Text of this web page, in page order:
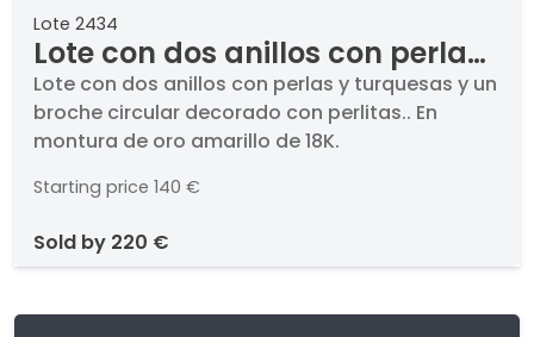
Lote 2434
Lote con dos anillos con perlas
y turquesas y un broche
circular decorado con perlitas.
Lote con dos anillos con perlas y turquesas y un
broche circular decorado con perlitas.. En
montura de oro amarillo de 18K.
Starting price 140 €
sold by 220 €